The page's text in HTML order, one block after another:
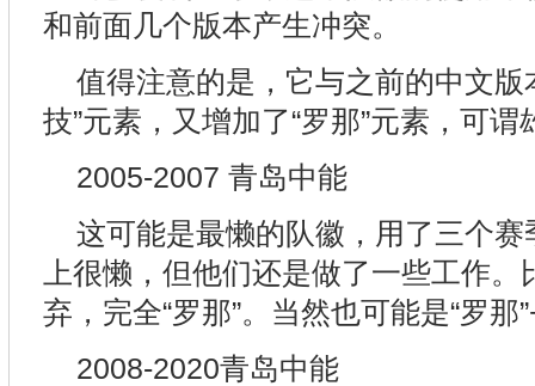
和前面几个版本产生冲突。
值得注意的是，它与之前的中文版
技”元素，又增加了“罗那”元素，可谓
2005-2007 青岛中能
这可能是最懒的队徽，用了三个
上很懒，但他们还是做了一些工作。
弃，完全“罗那”。当然也可能是“罗那
2008-2020青岛中能